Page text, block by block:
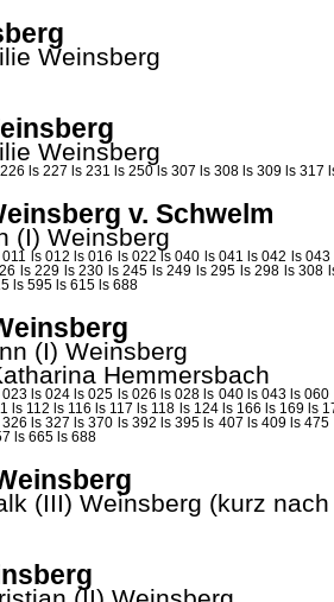
Weinsberg
Weinsberg
ls 227 ls 231 ls 250 ls 307 ls 308 ls 309 ls 317
v. Schwelm
(I) Weinsberg
011 ls 012 ls 016 ls 022 ls 040 ls 041 ls 042 ls 043
ls 229 ls 230 ls 245 ls 249 ls 295 ls 298 ls 308
ls 595 ls 615 ls 688
(I) Weinsberg
Hemmersbach
023 ls 024 ls 025 ls 026 ls 028 ls 040 ls 043 ls 060
ls 112 ls 116 ls 117 ls 118 ls 124 ls 166 ls 169 ls
326 ls 327 ls 370 ls 392 ls 395 ls 407 ls 409 ls 475
ls 665 ls 688
(III) Weinsberg (kurz